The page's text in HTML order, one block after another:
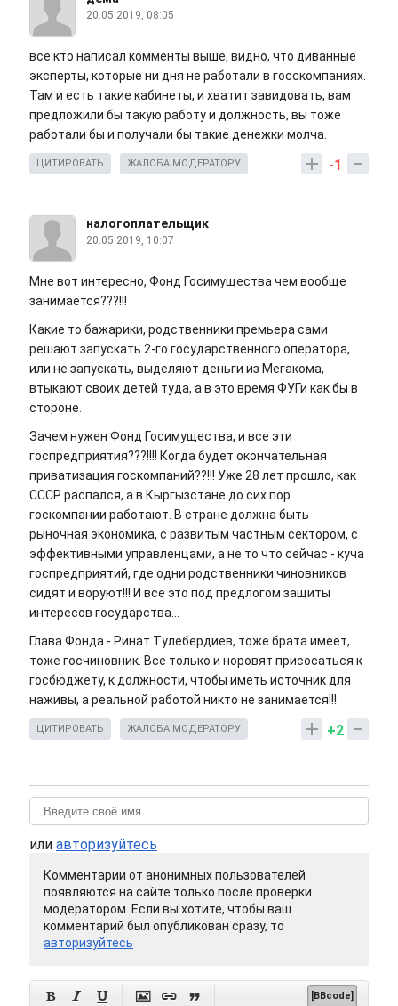
20.05.2019, 08:05
все кто написал комменты выше, видно, что диванные
эксперты, которые ни дня не работали в госскомпаниях.
Там и есть такие кабинеты, и хватит завидовать, вам
предложили бы такую работу и должность, вы тоже
работали бы и получали бы такие денежки молча.
-1
ЦИТИРОВАТЬ ЖАЛОБА МОДЕРАТОРУ
налогоплательщик
20.05.2019, 10:07
Мне вот интересно, Фонд Госимущества чем вообще
занимается???!!!
Какие то бажарики, родственники премьера сами
решают запускать 2-го государственного оператора,
или не запускать, выделяют деньги из Мегакома,
втыкают своих детей туда, а в это время ФУГи как бы в
стороне.
Зачем нужен Фонд Госимущества, и все эти
госпредприятия???!!!! Когда будет окончательная
приватизация госкомпаний??!!! Уже 28 лет прошло, как
СССР распался, а в Кыргызстане до сих пор
госкомпании работают. В стране должна быть
рыночная экономика, с развитым частным сектором, с
эффективными управленцами, а не то что сейчас - куча
госпредприятий, где одни родственники чиновников
сидят и воруют!!! И все это под предлогом защиты
интересов государства...
Глава Фонда - Ринат Тулебердиев, тоже брата имеет,
тоже госчиновник. Все только и норовят присосаться к
госбюджету, к должности, чтобы иметь источник для
наживы, а реальной работой никто не занимается!!!
+2
ЦИТИРОВАТЬ ЖАЛОБА МОДЕРАТОРУ
или авторизуйтесь
Комментарии от анонимных пользователей
появляются на сайте только после проверки
модератором. Если вы хотите, чтобы ваш
комментарий был опубликован сразу, то
авторизуйтесь
      [BBcode]